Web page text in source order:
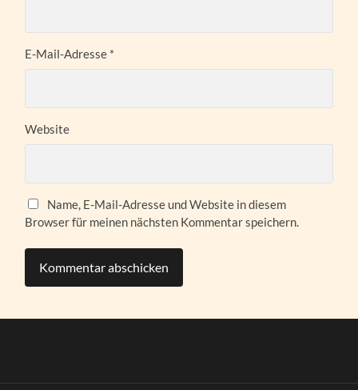
E-Mail-Adresse *
Website
Name, E-Mail-Adresse und Website in diesem
Browser für meinen nächsten Kommentar speichern.